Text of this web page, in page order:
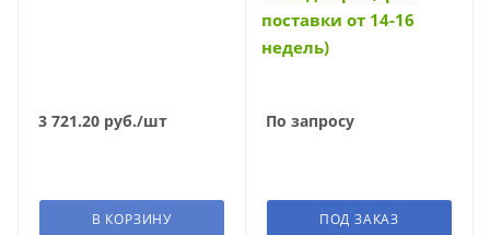
3 721.20 руб./шт
В КОРЗИНУ
поставки от 14-16
недель)
По запросу
ПОД ЗАКАЗ